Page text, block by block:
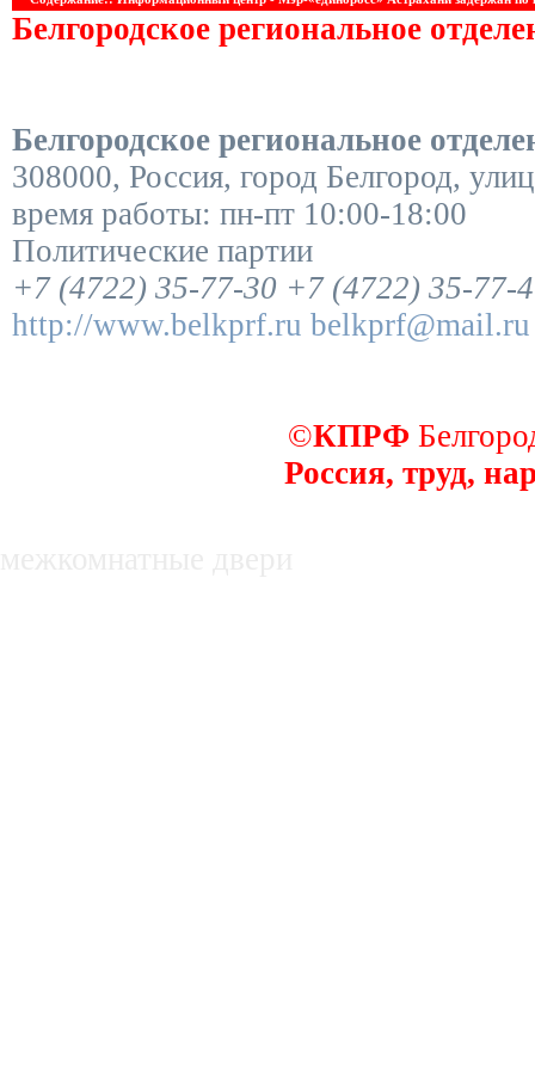
Белгородское региональное
Белгородское региональное
308000, Россия, город Белгород,
время работы: пн-пт 10:00-18:00
Политические партии
+7 (4722) 35-77-30 +7 (4722) 35-77-
http://www.belkprf.ru belkprf@mail.ru
©КПРФ
Россия, труд,